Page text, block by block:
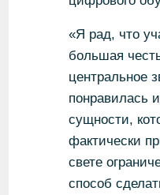
«Я рад, что
большая
центральное
понравилась
сущности,
фактически
свете
способ